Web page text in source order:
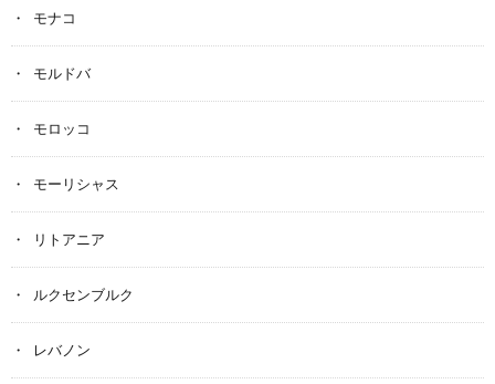
モナコ
モルドバ
モロッコ
モーリシャス
リトアニア
ルクセンブルク
レバノン